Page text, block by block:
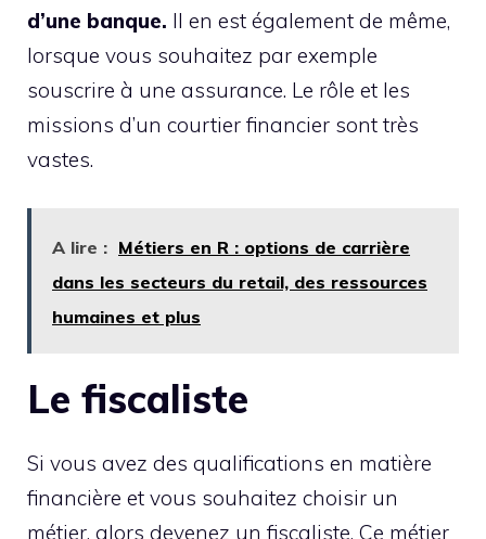
d’une banque. Il en est également de même,
lorsque vous souhaitez par exemple
souscrire à une assurance. Le rôle et les
missions d’un courtier financier sont très
vastes.
A lire : Métiers en R : options de carrière
dans les secteurs du retail, des ressources
humaines et plus
Le fiscaliste
Si vous avez des qualifications en matière
financière et vous souhaitez choisir un
métier, alors devenez un fiscaliste. Ce métier